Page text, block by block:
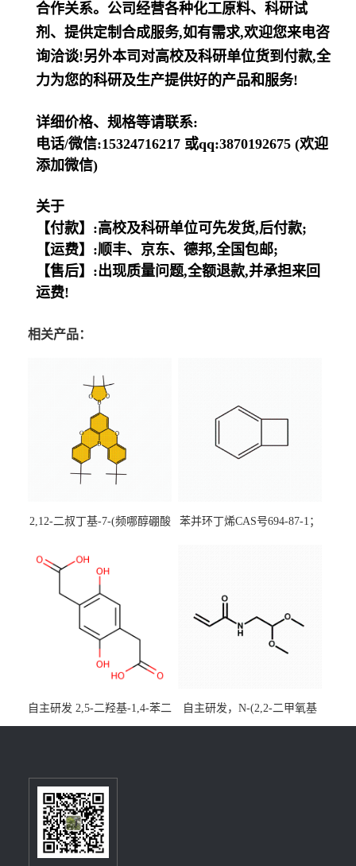
合作关系。公司经营各种化工原料、科研试
剂、提供定制合成服务,如有需求,欢迎您来电咨
询洽谈!另外本司对高校及科研单位货到付款,全
力为您的科研及生产提供好的产品和服务!
详细价格、规格等请联系:
电话/微信:15324716217 或qq:3870192675 (欢迎
添加微信)
关于
【付款】:高校及科研单位可先发货,后付款;
【运费】:顺丰、京东、德邦,全国包邮;
【售后】:出现质量问题,全额退款,并承担来回
运费!
相关产品：
2,12-二叔丁基-7-(频哪醇硼酸
[3,2,1-de]蒽CAS号2648896-
装，实验室现货直发
苯并环丁烯CAS号694-87-1；
自主研发 2,5-二羟基-1,4-苯二
乙酸CAS号5488-16-4；公斤
百公斤级可供应
自主研发，N-(2,2-二甲氧基
乙基)丙烯酰胺CAS号49707-